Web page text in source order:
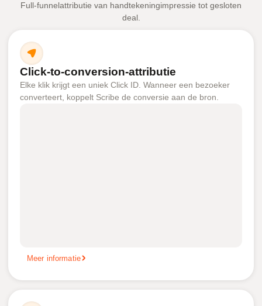
Full-funnelattributie van handtekeningimpressie tot gesloten
deal.
Click-to-conversion-attributie
Elke klik krijgt een uniek Click ID. Wanneer een bezoeker
converteert, koppelt Scribe de conversie aan de bron.
Meer informatie